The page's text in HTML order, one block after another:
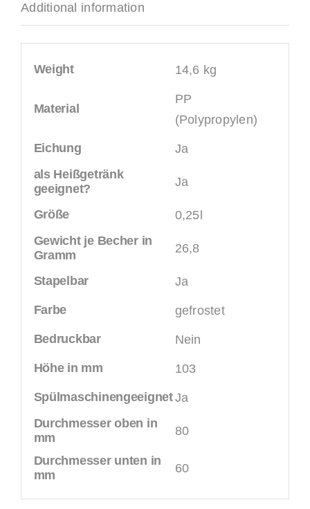
Additional information
Weight 14,6 kg
Material
PP
(Polypropylen)
Eichung
Ja
als Heißgetränk
geeignet?
Ja
Größe
0,25l
Gewicht je Becher in
Gramm
26,8
Stapelbar Ja
Farbe gefrostet
Bedruckbar Nein
Höhe in mm 103
SpülmaschinengeeignetJa
Durchmesser oben in
mm
80
Durchmesser unten in
mm
60